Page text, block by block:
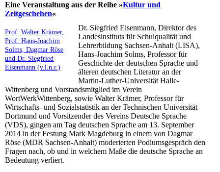
Eine Veranstaltung aus der Reihe »Kultur und
Zeitgeschehen«
Prof. Walter Krämer,
Prof. Hans-Joachim
Solms, Dagmar Röse
und Dr. Siegfried
Eisenmann (v.l.n.r.)
Dr. Siegfried Eisenmann, Direktor des
Landesinstituts für Schulqualität und
Lehrerbildung Sachsen-Anhalt (LISA),
Hans-Joachim Solms, Professor für
Geschichte der deutschen Sprache und
älteren deutschen Literatur an der
Martin-Luther-Universität Halle-
Wittenberg und Vorstandsmitglied im Verein
WortWerkWittenberg, sowie Walter Krämer, Professor für
Wirtschafts- und Sozialstatistik an der Technischen Universität
Dortmund und Vorsitzender des Vereins Deutsche Sprache
(VDS), gingen am Tag deutschen Sprache am 13. September
2014 in der Festung Mark Magdeburg in einem von Dagmar
Röse (MDR Sachsen-Anhalt) moderierten Podiumsgespräch den
Fragen nach, ob und in welchem Maße die deutsche Sprache an
Bedeutung verliert.